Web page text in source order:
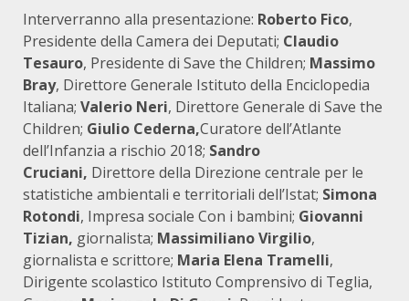
Interverranno alla presentazione: Roberto Fico,
Presidente della Camera dei Deputati; Claudio
Tesauro, Presidente di Save the Children; Massimo
Bray, Direttore Generale Istituto della Enciclopedia
Italiana; Valerio Neri, Direttore Generale di Save the
Children; Giulio Cederna,Curatore dell’Atlante
dell’Infanzia a rischio 2018; Sandro
Cruciani, Direttore della Direzione centrale per le
statistiche ambientali e territoriali dell’Istat; Simona
Rotondi, Impresa sociale Con i bambini; Giovanni
Tizian, giornalista; Massimiliano Virgilio,
giornalista e scrittore; Maria Elena Tramelli,
Dirigente scolastico Istituto Comprensivo di Teglia,